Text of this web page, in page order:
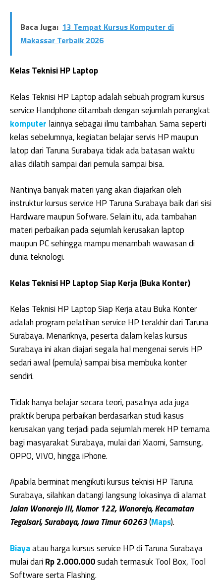
Baca Juga: 13 Tempat Kursus Komputer di
Makassar Terbaik 2026
Kelas Teknisi HP Laptop
Kelas Teknisi HP Laptop adalah sebuah program kursus
service Handphone ditambah dengan sejumlah perangkat
komputer lainnya sebagai ilmu tambahan. Sama seperti
kelas sebelumnya, kegiatan belajar servis HP maupun
latop dari Taruna Surabaya tidak ada batasan waktu
alias dilatih sampai dari pemula sampai bisa.
Nantinya banyak materi yang akan diajarkan oleh
instruktur kursus service HP Taruna Surabaya baik dari sisi
Hardware maupun Sofware. Selain itu, ada tambahan
materi perbaikan pada sejumlah kerusakan laptop
maupun PC sehingga mampu menambah wawasan di
dunia teknologi.
Kelas Teknisi HP Laptop Siap Kerja (Buka Konter)
Kelas Teknisi HP Laptop Siap Kerja atau Buka Konter
adalah program pelatihan service HP terakhir dari Taruna
Surabaya. Menariknya, peserta dalam kelas kursus
Surabaya ini akan diajari segala hal mengenai servis HP
sedari awal (pemula) sampai bisa membuka konter
sendiri.
Tidak hanya belajar secara teori, pasalnya ada juga
praktik berupa perbaikan berdasarkan studi kasus
kerusakan yang terjadi pada sejumlah merek HP ternama
bagi masyarakat Surabaya, mulai dari Xiaomi, Samsung,
OPPO, VIVO, hingga iPhone.
Apabila berminat mengikuti kursus teknisi HP Taruna
Surabaya, silahkan datangi langsung lokasinya di alamat
Jalan Wonorejo III, Nomor 122, Wonorejo, Kecamatan
Tegalsari, Surabaya, Jawa Timur 60263(Maps).
Biayaatau harga kursus service HP di Taruna Surabaya
mulai dari Rp 2.000.000sudah termasuk Tool Box, Tool
Software serta Flashing.